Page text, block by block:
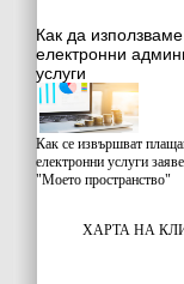
Как да използваме
електронни
услуги
Как се извършват
електронни услуги
"Моето пространство"
ХАРТА НА